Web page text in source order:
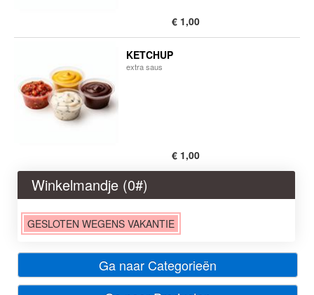
€ 1,00
KETCHUP
extra saus
€ 1,00
Winkelmandje (0#)
GESLOTEN WEGENS VAKANTIE
Ga naar Categorieën